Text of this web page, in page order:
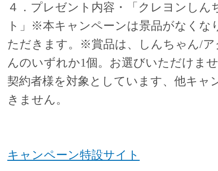
４．プレゼント内容・「クレヨンしん
ト」※本キャンペーンは景品がなくな
ただきます。※賞品は、しんちゃん/
んのいずれか1個。お選びいただけま
契約者様を対象としています、他キャ
きません。
キャンペーン特設サイト